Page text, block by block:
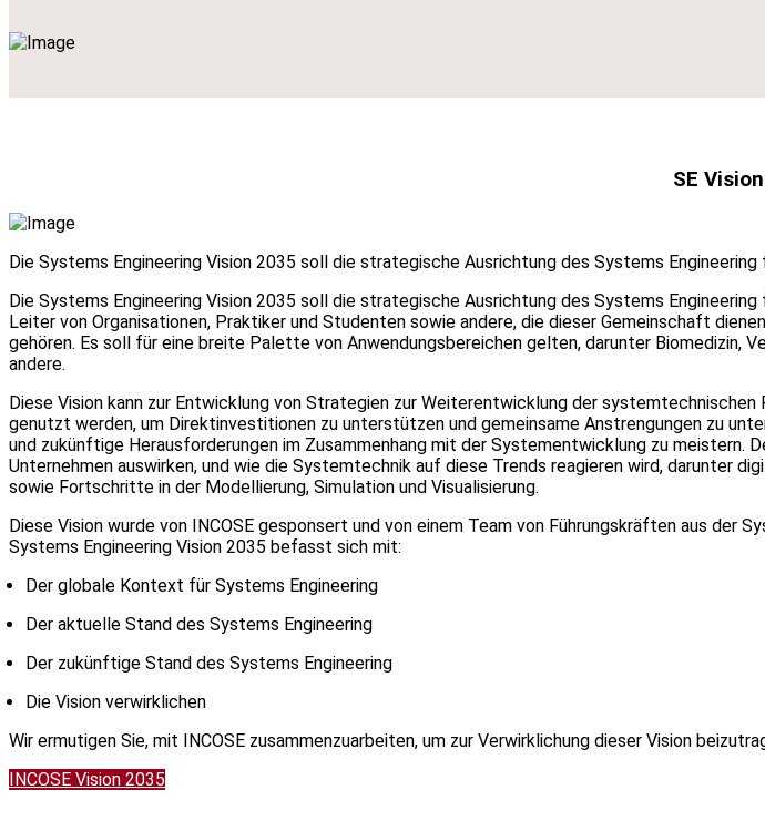
SE
Die Systems Engineering Vision 2035 soll die strategische Ausrichtung des Systems
Die Systems Engineering Vision 2035 soll die strategische Ausrichtung des Systems
Leiter von Organisationen, Praktiker und Studenten sowie andere, die dieser Gemeinschaft
gehören. Es soll für eine breite Palette von Anwendungsbereichen gelten, darunter Biomedizin,
andere.
Diese Vision kann zur Entwicklung von Strategien zur Weiterentwicklung der
genutzt werden, um Direktinvestitionen zu unterstützen und gemeinsame Anstrengungen zu
und zukünftige Herausforderungen im Zusammenhang mit der Systementwicklung zu
Unternehmen auswirken, und wie die Systemtechnik auf diese Trends reagieren wird,
sowie Fortschritte in der Modellierung, Simulation und Visualisierung.
Diese Vision wurde von INCOSE gesponsert und von einem Team von Führungskräften aus
Systems Engineering Vision 2035 befasst sich mit:
Der globale Kontext für Systems Engineering
Der aktuelle Stand des Systems Engineering
Der zukünftige Stand des Systems Engineering
Die Vision verwirklichen
Wir ermutigen Sie, mit INCOSE zusammenzuarbeiten, um zur Verwirklichung dieser Vision
INCOSE Vision 2035